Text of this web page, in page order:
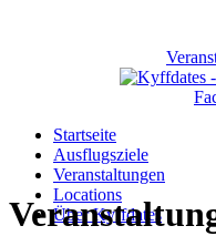
Startseite
Ausflugsziele
Veranstaltungen
Locations
Über Kyffdates